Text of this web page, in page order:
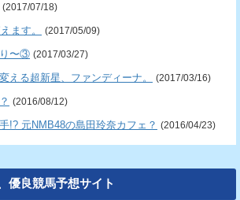
(2017/07/18)
ます。 (2017/05/09)
り〜③ (2017/03/27)
える超新星、ファンディーナ。 (2017/03/16)
(2016/08/12)
!? 元NMB48の島田玲奈カフェ？ (2016/04/23)
優良競馬予想サイト